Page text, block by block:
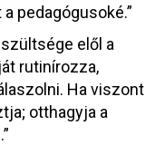
pedagógusoké.”
elől a
rutinírozza,
Ha viszont
otthagyja a